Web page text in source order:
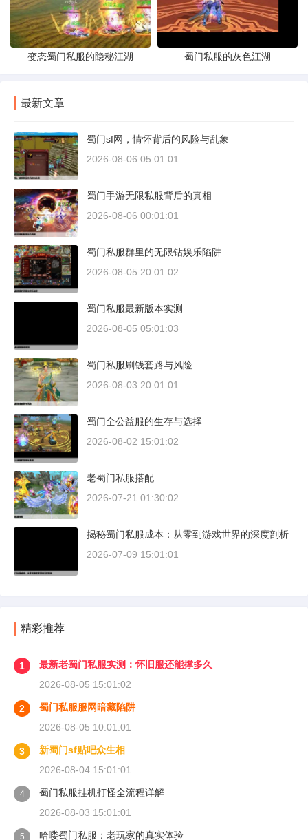
变态蜀门私服的隐秘江湖 蜀门私服的灰色江湖
最新文章
蜀门sf网，情怀背后的风险与乱象
2026-08-06 05:01:01
蜀门手游无限私服背后的真相
2026-08-06 00:01:01
蜀门私服群里的无限钻娱乐陷阱
2026-08-05 20:01:02
蜀门私服最新版本实测
2026-08-05 05:01:03
蜀门私服刷钱套路与风险
2026-08-03 20:01:01
蜀门全公益服的生存与选择
2026-08-02 15:01:02
老蜀门私服搭配
2026-07-21 01:30:02
揭秘蜀门私服成本：从零到游戏世界的深度剖析
2026-07-09 15:01:01
精彩推荐
1
最新老蜀门私服实测：怀旧服还能撑多久
2026-08-05 15:01:02
2
蜀门私服服网暗藏陷阱
2026-08-05 10:01:01
3
新蜀门sf贴吧众生相
2026-08-04 15:01:01
4
蜀门私服挂机打怪全流程详解
2026-08-03 15:01:01
5 哈喽蜀门私服：老玩家的真实体验